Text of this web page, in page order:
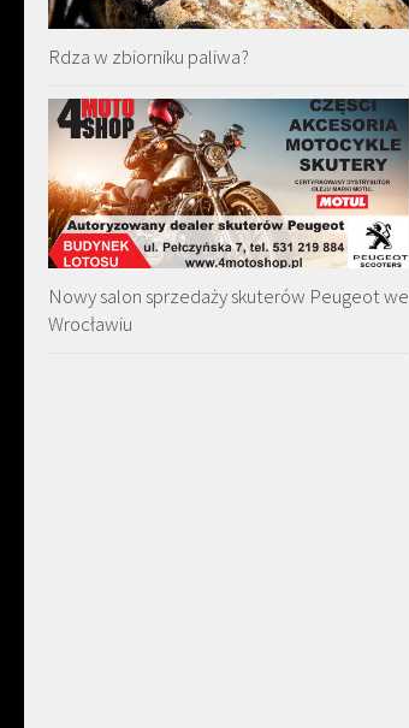
Rdza w zbiorniku paliwa?
Nowy salon sprzedaży skuterów Peugeot we
Wrocławiu